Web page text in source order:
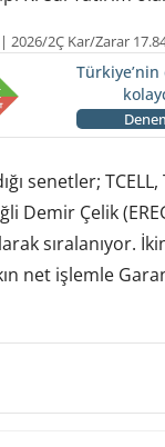
2026/2Ç Kar/Zarar
senetler;
Demir Çelik
sıralanıyor.
net işlemle